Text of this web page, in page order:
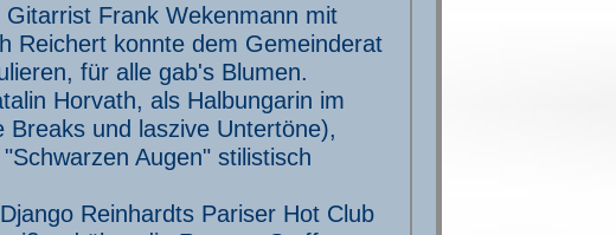
Frank Wekenmann mit
Reichert konnte dem Gemeinderat
für alle gab's Blumen.
Horvath, als Halbungarin im
und laszive Untertöne),
Augen" stilistisch
Reinhardts Pariser Hot Club